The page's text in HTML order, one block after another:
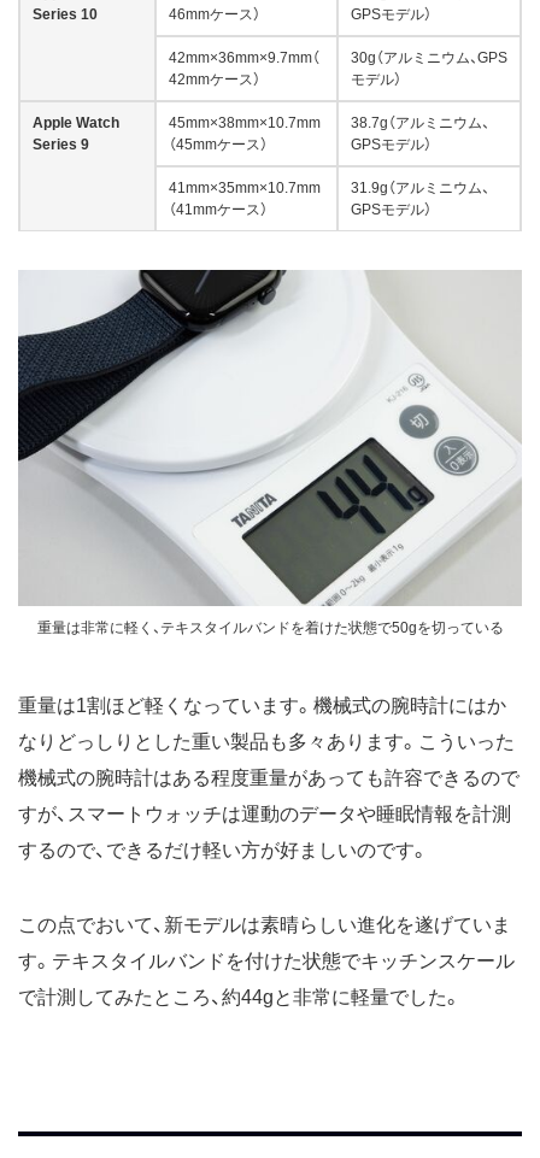
Series 10
46mmケース）
GPSモデル）
42mm×36mm×9.7mm（
42mmケース）
30g（アルミニウム、GPS
モデル）
Apple Watch
Series 9
45mm×38mm×10.7mm
（45mmケース）
38.7g（アルミニウム、
GPSモデル）
41mm×35mm×10.7mm
（41mmケース）
31.9g（アルミニウム、
GPSモデル）
重量は非常に軽く、テキスタイルバンドを着けた状態で50gを切っている
重量は1割ほど軽くなっています。機械式の腕時計にはか
なりどっしりとした重い製品も多々あります。こういった
機械式の腕時計はある程度重量があっても許容できるので
すが、スマートウォッチは運動のデータや睡眠情報を計測
するので、できるだけ軽い方が好ましいのです。
この点でおいて、新モデルは素晴らしい進化を遂げていま
す。テキスタイルバンドを付けた状態でキッチンスケール
で計測してみたところ、約44gと非常に軽量でした。